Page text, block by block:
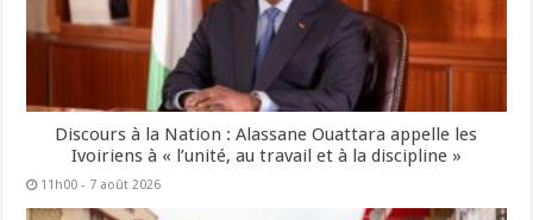
Discours à la Nation : Alassane Ouattara appelle les
Ivoiriens à « l’unité, au travail et à la discipline »
11h00 - 7 août 2026